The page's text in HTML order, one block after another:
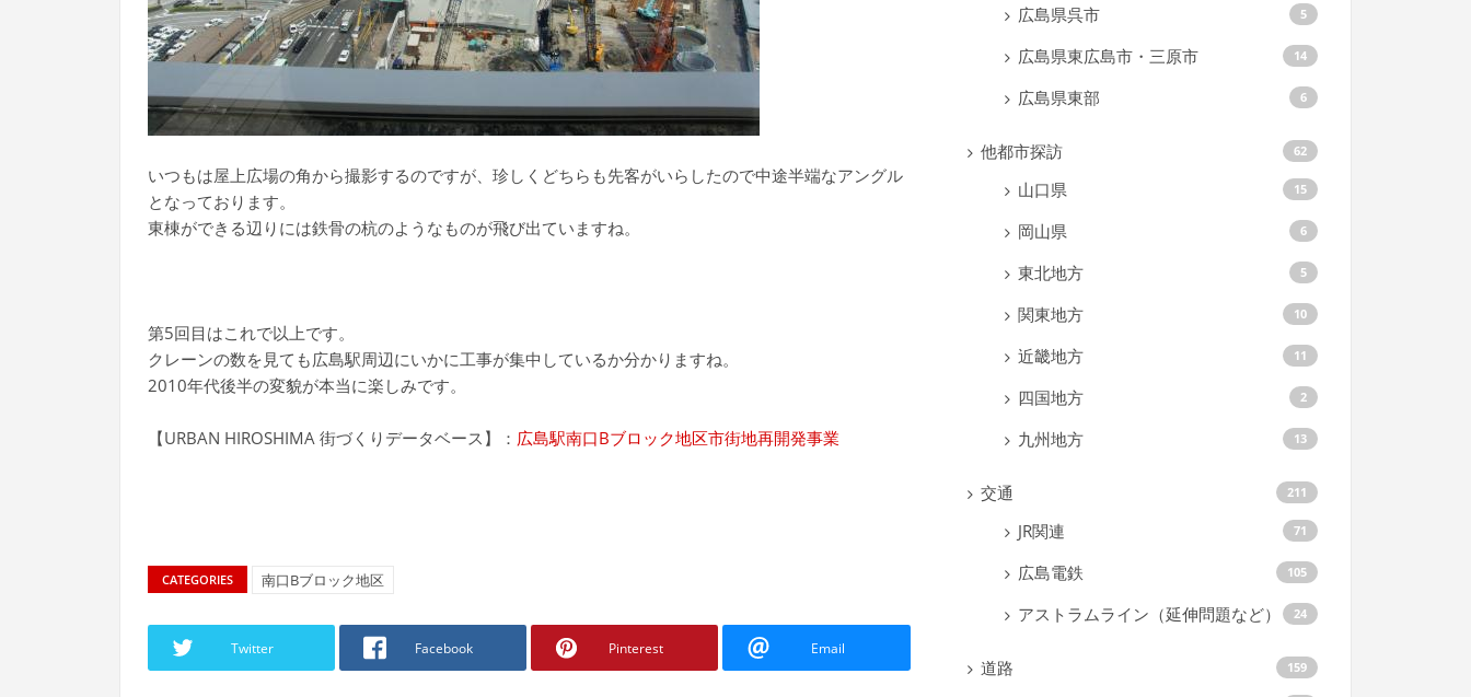
いつもは屋上広場の角から撮影するのですが、珍しくどちらも先客がいらしたので中途半端なアングル
となっております。
東棟ができる辺りには鉄骨の杭のようなものが飛び出ていますね。
第5回目はこれで以上です。
クレーンの数を見ても広島駅周辺にいかに工事が集中しているか分かりますね。
2010年代後半の変貌が本当に楽しみです。
【URBAN HIROSHIMA 街づくりデータベース】： 広島駅南口Bブロック地区市街地再開発事業
CATEGORIES 南口Bブロック地区
Twitter Facebook Pinterest Email
広島県呉市 5
広島県東広島市・三原市 14
広島県東部 6
他都市探訪 62
山口県 15
岡山県 6
東北地方 5
関東地方 10
近畿地方 11
四国地方 2
九州地方 13
交通 211
JR関連 71
広島電鉄 105
アストラムライン（延伸問題など） 24
道路 159